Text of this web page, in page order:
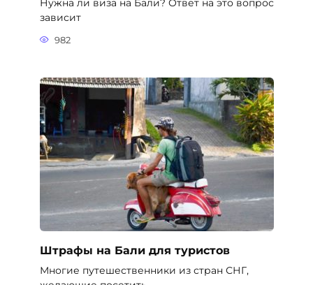
Многие путешественники из стран СНГ,
желающие посетить
1.3к.